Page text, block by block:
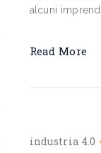
alcuni
Read More
industria 4.0